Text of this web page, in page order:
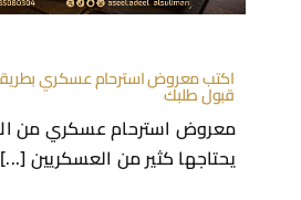
اكتب معروض استرحام عسكري
قبول طلبك
معروض استرحام عسكري من
يحتاجها كثير من العسكريين [...]